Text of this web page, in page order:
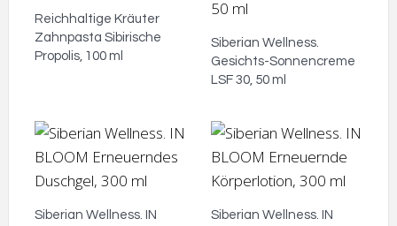
Reichhaltige Kräuter
Zahnpasta Sibirische
Propolis, 100 ml
Siberian Wellness.
Gesichts-Sonnencreme
LSF 30, 50 ml
Siberian Wellness. IN
Siberian Wellness. IN